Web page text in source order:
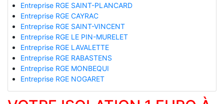
Entreprise RGE SAINT-PLANCARD
Entreprise RGE CAYRAC
Entreprise RGE SAINT-VINCENT
Entreprise RGE LE PIN-MURELET
Entreprise RGE LAVALETTE
Entreprise RGE RABASTENS
Entreprise RGE MONBEQUI
Entreprise RGE NOGARET